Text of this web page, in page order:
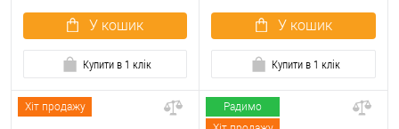
У кошик
Купити в 1 клік
У кошик
Купити в 1 клік
Хіт продажу
Радимо